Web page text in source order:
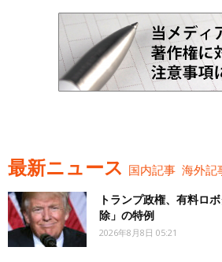
最新ニュース 国内記事 海外記
トランプ政権、有料ロ
除」の特例
2026年8月8日 05:21